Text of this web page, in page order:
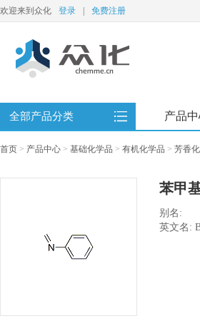
欢迎来到众化 登录 免费注册
全部产品分类 产品
首页 > 产品中心 > 基础化学品 > 有机化学品 > 芳香
苯甲
别名:
英文名: